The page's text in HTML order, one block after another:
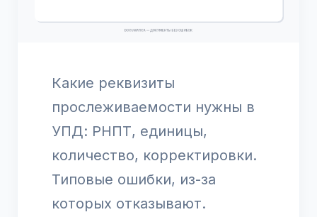
Какие реквизиты
прослеживаемости нужны в
УПД: РНПТ, единицы,
количество, корректировки.
Типовые ошибки, из-за
которых отказывают.